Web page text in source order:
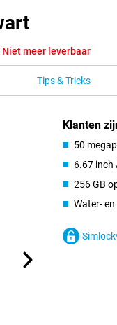
Niet meer leverbaar
Tips & Tricks
Klanten
50
6.67 inch
256 GB
Water-